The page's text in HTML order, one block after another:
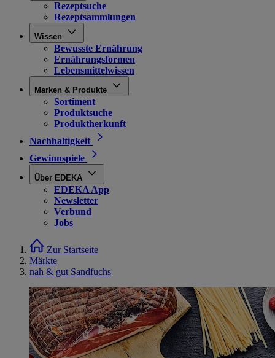
Rezeptsuche
Rezeptsammlungen
Wissen
Bewusste Ernährung
Ernährungsformen
Lebensmittelwissen
Marken & Produkte
Sortiment
Produktsuche
Produktherkunft
Nachhaltigkeit
Gewinnspiele
Über EDEKA
EDEKA App
Newsletter
Verbund
Jobs
Zur Startseite
Märkte
nah & gut Sandfuchs